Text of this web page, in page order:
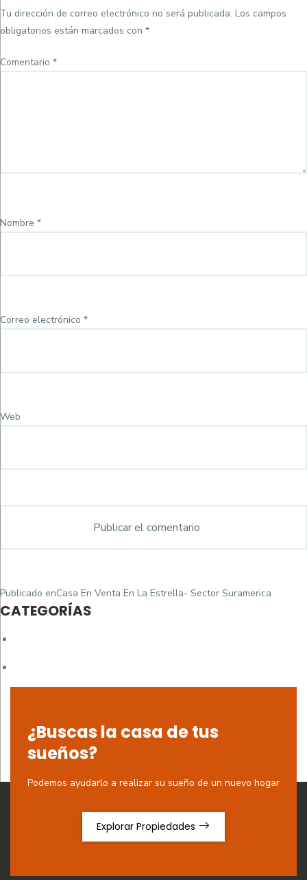
Tu dirección de correo electrónico no será publicada. Los campos
obligatorios están marcados con *
Comentario *
Nombre *
Correo electrónico *
Web
Navegación
de
Publicado enCasa En Venta En La Estrella- Sector Suramerica
CATEGORÍAS
¿Buscas la casa de tus
sueños?
Podemos ayudarlo a realizar su sueño de un nuevo hogar
Explorar Propiedades